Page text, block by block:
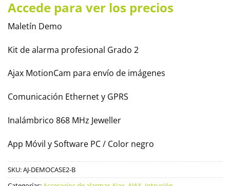
Accede para ver los precios
Maletín Demo
Kit de alarma profesional Grado 2
Ajax MotionCam para envío de imágenes
Comunicación Ethernet y GPRS
Inalámbrico 868 MHz Jeweller
App Móvil y Software PC / Color negro
SKU:AJ-DEMOCASE2-B